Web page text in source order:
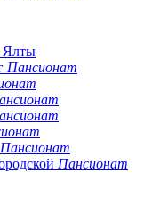
Ялты
Пансионат
Пансионат
Пансионат